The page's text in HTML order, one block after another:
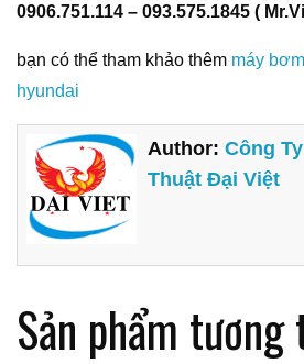
0906.751.114 – 093.575.1845 (
bạn có thể tham khảo thêm máy
hyundai
Author:Công
Thuật Đại Việt
Sản phẩm tương